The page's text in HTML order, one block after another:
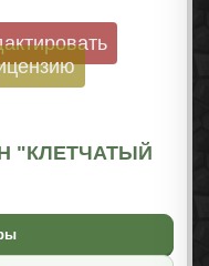
"КЛЕТЧАТЫЙ